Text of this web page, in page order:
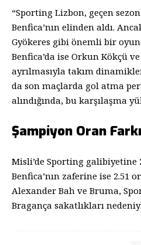
“Sporting Lizbon, geçen
Benfica’nın elinden aldı.
Gyökeres gibi önemli bir
Benfica’da ise Orkun Kökçü
ayrılmasıyla takım
da son maçlarda gol atma
alındığında, bu karşılaşma
Şampiyon Oran
Misli’de Sporting galibiyetine
Benfica’nın zaferine ise 2.51
Alexander Bah ve Bruma,
Bragança sakatlıkları